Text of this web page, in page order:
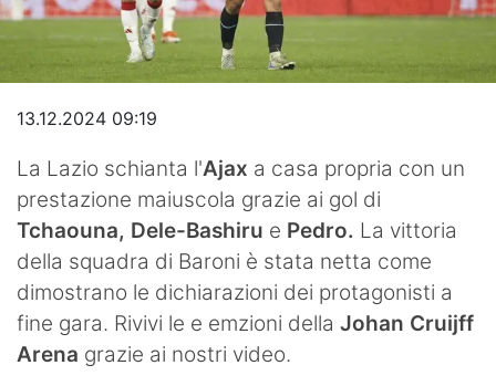
Video
13.12.2024 09:19
La Lazio schianta l'Ajax a casa propria con un
prestazione maiuscola grazie ai gol di
Tchaouna, Dele-Bashiru e Pedro. La vittoria
della squadra di Baroni è stata netta come
dimostrano le dichiarazioni dei protagonisti a
fine gara. Rivivi le e emzioni della Johan Cruijff
Arena grazie ai nostri video.